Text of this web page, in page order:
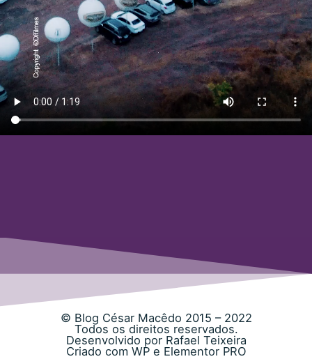
© Blog César Macêdo 2015 – 2022
Todos os direitos reservados.
Desenvolvido por Rafael Teixeira
Criado com WP e Elementor PRO